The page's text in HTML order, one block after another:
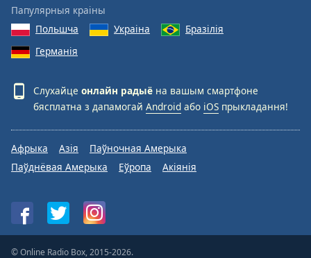
Папулярныя краіны
Польшча
Украіна
Бразілія
Германія
Слухайце онлайн радыё на вашым смартфоне
бясплатна з дапамогай Android або iOS прыкладання!
Афрыка Азія
Паўночная Амерыка
Паўднёвая Амерыка
Еўропа Акіянія
© Online Radio Box, 2015-2026.